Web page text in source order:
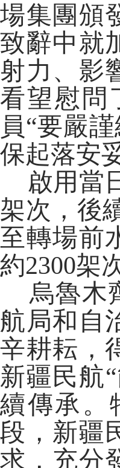
場集團頒
致辭中就
射力、影
看望慰問
員“要嚴
保起落安
啟用當
架次，後
至轉場前
約2300架
烏魯木
航局和自
辛耕耘，
新疆民航
續傳承。
段，新疆
求，充分